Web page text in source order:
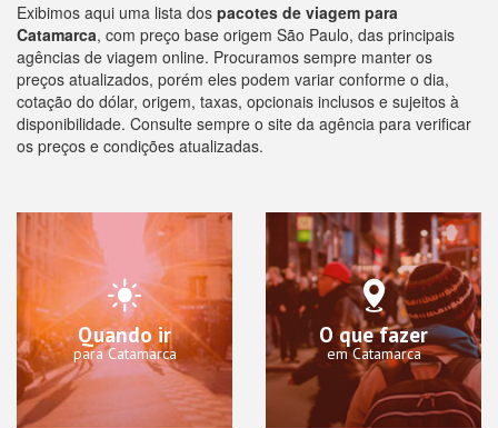
Exibimos aqui uma lista dos pacotes de viagem para
Catamarca, com preço base origem São Paulo, das principais
agências de viagem online. Procuramos sempre manter os
preços atualizados, porém eles podem variar conforme o dia,
cotação do dólar, origem, taxas, opcionais inclusos e sujeitos à
disponibilidade. Consulte sempre o site da agência para verificar
os preços e condições atualizadas.
Quando ir
para Catamarca
O que fazer
em Catamarca